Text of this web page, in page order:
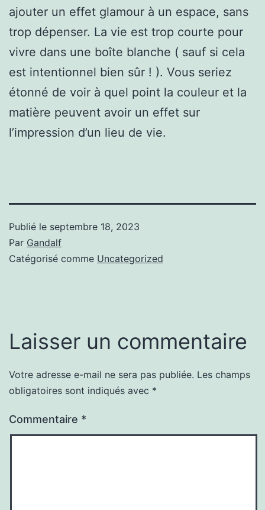
ajouter un effet glamour à un espace, sans
trop dépenser. La vie est trop courte pour
vivre dans une boîte blanche ( sauf si cela
est intentionnel bien sûr ! ). Vous seriez
étonné de voir à quel point la couleur et la
matière peuvent avoir un effet sur
l’impression d’un lieu de vie.
Publié le septembre 18, 2023
Par Gandalf
Catégorisé comme Uncategorized
Laisser un commentaire
Votre adresse e-mail ne sera pas publiée. Les champs
obligatoires sont indiqués avec *
Commentaire *